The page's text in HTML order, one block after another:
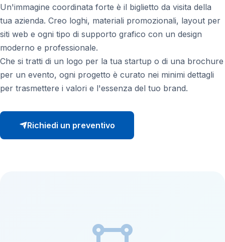
Un'immagine coordinata forte è il biglietto da visita della
tua azienda. Creo loghi, materiali promozionali, layout per
siti web e ogni tipo di supporto grafico con un design
moderno e professionale.
Che si tratti di un logo per la tua startup o di una brochure
per un evento, ogni progetto è curato nei minimi dettagli
per trasmettere i valori e l'essenza del tuo brand.
Richiedi un preventivo